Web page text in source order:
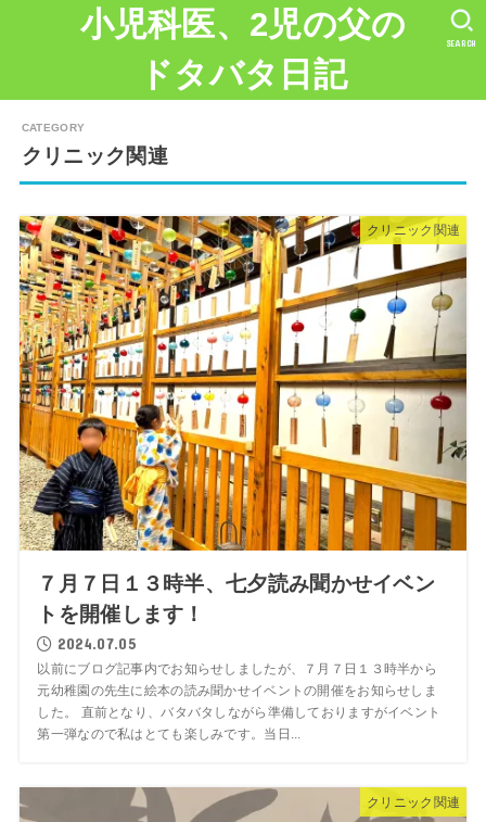
小児科医、2児の父の
ドタバタ日記
SEARCH
クリニック関連
クリニック関連
７月７日１３時半、七夕読み聞かせイベン
トを開催します！
2024.07.05
以前にブログ記事内でお知らせしましたが、７月７日１３時半から
元幼稚園の先生に絵本の読み聞かせイベントの開催をお知らせしま
した。 直前となり、バタバタしながら準備しておりますがイベント
第一弾なので私はとても楽しみです。当日...
クリニック関連